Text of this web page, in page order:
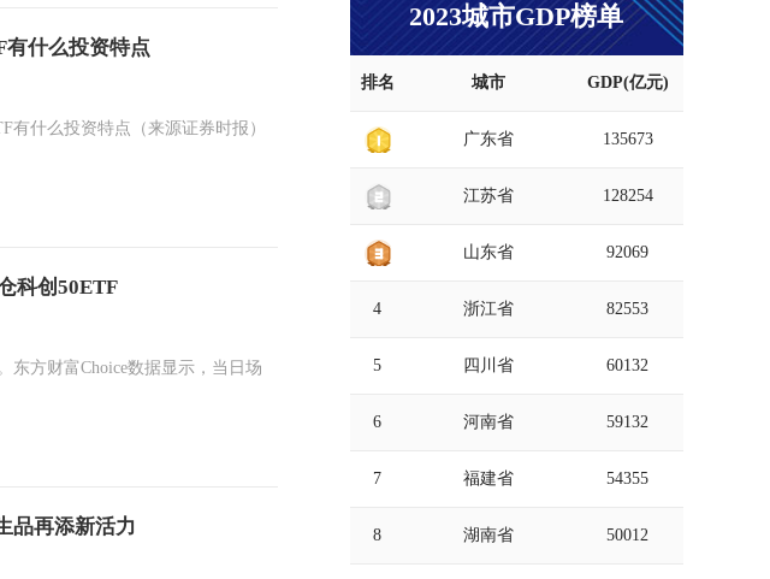
有什么投资特点
有什么投资特点（来源证券时报）
科创50ETF
东方财富Choice数据显示，当日场
品再添新活力
2023城市GDP榜单
排名 城市 GDP(亿元)
广东省 135673
江苏省 128254
山东省 92069
4 浙江省 82553
5 四川省 60132
6 河南省 59132
7 福建省 54355
8 湖南省 50012